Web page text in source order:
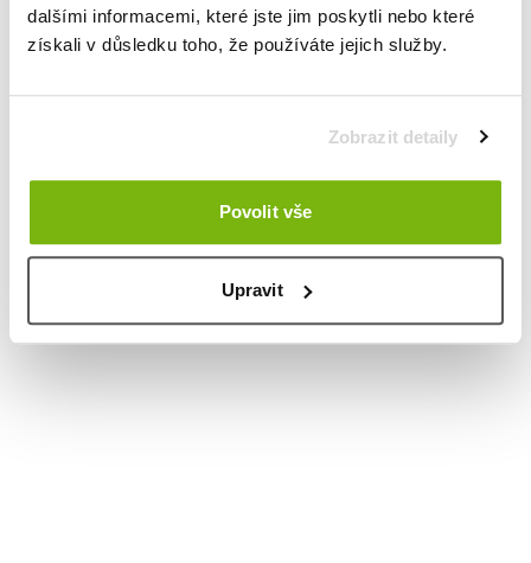
dalšími informacemi, které jste jim poskytli nebo které
získali v důsledku toho, že používáte jejich služby.
Zobrazit detaily
Povolit vše
Upravit